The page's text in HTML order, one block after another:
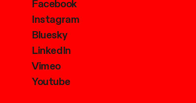
Facebook
Instagram
Bluesky
LinkedIn
Vimeo
Youtube